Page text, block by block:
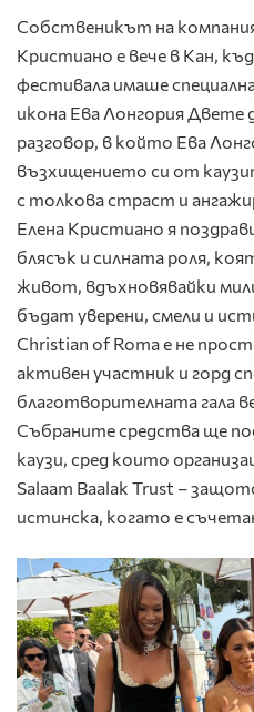
Собственикът на
Кристиано е вече в Кан,
фестивала имаше
икона Ева Лонгория Двете
разговор, в който Ева
възхищението си от
с толкова страст и
Елена Кристиано я
блясък и силната роля,
живот, вдъхновявайки
бъдат уверени, смели и
Christian of Roma е не
активен участник и горд
благотворителната гала
Събраните средства ще
каузи, сред които
Salaam Baalak Trust –
истинска, когато е